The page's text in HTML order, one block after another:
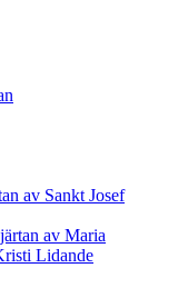
av Sankt Josef
av Maria
Lidande